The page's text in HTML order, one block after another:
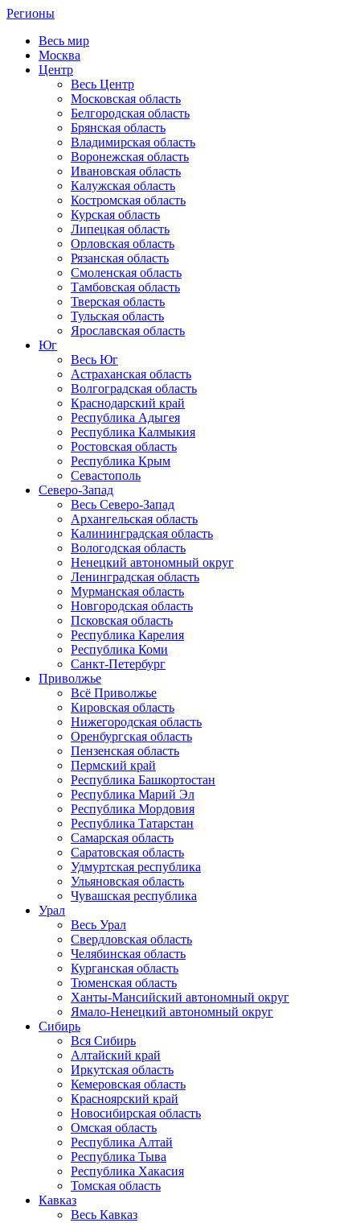
Регионы
Весь мир
Москва
Центр
Весь Центр
Московская область
Белгородская область
Брянская область
Владимирская область
Воронежская область
Ивановская область
Калужская область
Костромская область
Курская область
Липецкая область
Орловская область
Рязанская область
Смоленская область
Тамбовская область
Тверская область
Тульская область
Ярославская область
Юг
Весь Юг
Астраханская область
Волгоградская область
Краснодарский край
Республика Адыгея
Республика Калмыкия
Ростовская область
Республика Крым
Севастополь
Северо-Запад
Весь Северо-Запад
Архангельская область
Калининградская область
Вологодская область
Ненецкий автономный округ
Ленинградская область
Мурманская область
Новгородская область
Псковская область
Республика Карелия
Республика Коми
Санкт-Петербург
Приволжье
Всё Приволжье
Кировская область
Нижегородская область
Оренбургская область
Пензенская область
Пермский край
Республика Башкортостан
Республика Марий Эл
Республика Мордовия
Республика Татарстан
Самарская область
Саратовская область
Удмуртская республика
Ульяновская область
Чувашская республика
Урал
Весь Урал
Свердловская область
Челябинская область
Курганская область
Тюменская область
Ханты-Мансийский автономный округ
Ямало-Ненецкий автономный округ
Сибирь
Вся Сибирь
Алтайский край
Иркутская область
Кемеровская область
Красноярский край
Новосибирская область
Омская область
Республика Алтай
Республика Тыва
Республика Хакасия
Томская область
Кавказ
Весь Кавказ